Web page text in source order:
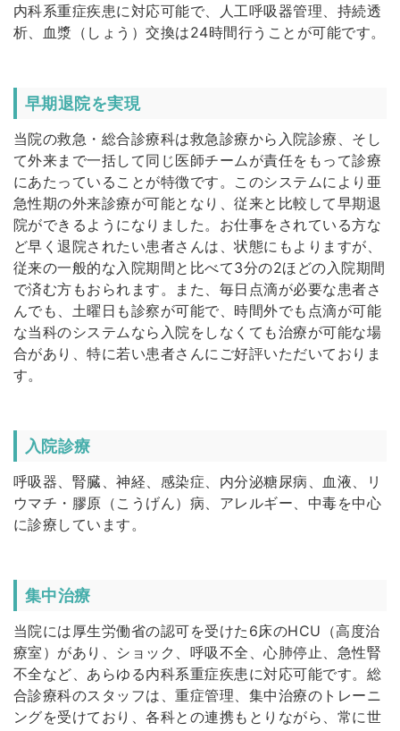
内科系重症疾患に対応可能で、人工呼吸器管理、持続透
析、血漿（しょう）交換は24時間行うことが可能です。
早期退院を実現
当院の救急・総合診療科は救急診療から入院診療、そし
て外来まで一括して同じ医師チームが責任をもって診療
にあたっていることが特徴です。このシステムにより亜
急性期の外来診療が可能となり、従来と比較して早期退
院ができるようになりました。お仕事をされている方な
ど早く退院されたい患者さんは、状態にもよりますが、
従来の一般的な入院期間と比べて3分の2ほどの入院期間
で済む方もおられます。また、毎日点滴が必要な患者さ
んでも、土曜日も診察が可能で、時間外でも点滴が可能
な当科のシステムなら入院をしなくても治療が可能な場
合があり、特に若い患者さんにご好評いただいておりま
す。
入院診療
呼吸器、腎臓、神経、感染症、内分泌糖尿病、血液、リ
ウマチ・膠原（こうげん）病、アレルギー、中毒を中心
に診療しています。
集中治療
当院には厚生労働省の認可を受けた6床のHCU（高度治
療室）があり、ショック、呼吸不全、心肺停止、急性腎
不全など、あらゆる内科系重症疾患に対応可能です。総
合診療科のスタッフは、重症管理、集中治療のトレーニ
ングを受けており、各科との連携もとりながら、常に世